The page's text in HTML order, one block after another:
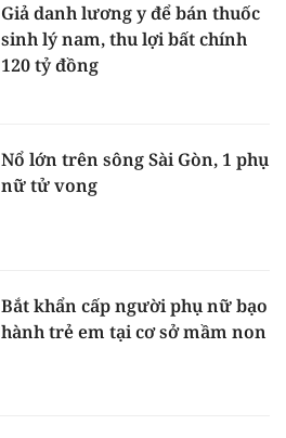
Giả danh lương y để bán thuốc
sinh lý nam, thu lợi bất chính
120 tỷ đồng
Nổ lớn trên sông Sài Gòn, 1 phụ
nữ tử vong
Bắt khẩn cấp người phụ nữ bạo
hành trẻ em tại cơ sở mầm non